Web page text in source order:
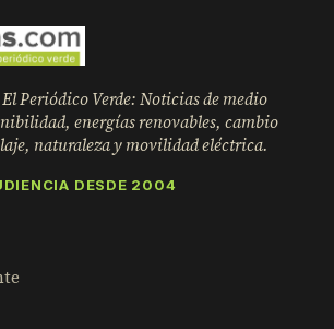
Periódico Verde: Noticias de medio
energías renovables, cambio
naturaleza y movilidad eléctrica.
DESDE 2004